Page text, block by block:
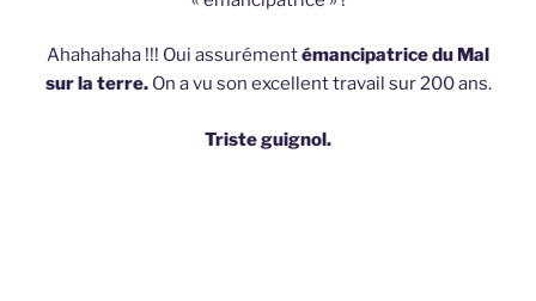
Ahahahaha !!! Oui assurémentémancipatrice du Mal
sur la terre.On a vu son excellent travail sur 200 ans.
Triste guignol.